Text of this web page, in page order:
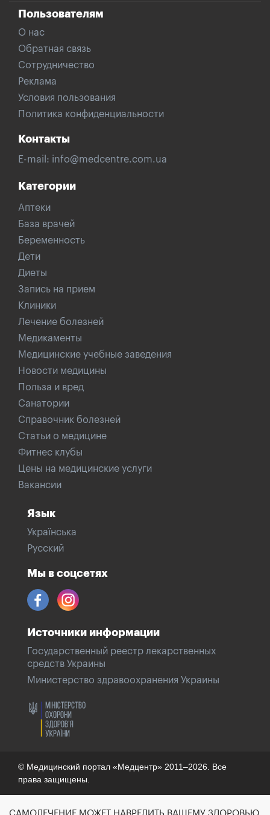
Пользователям
О нас
Обратная связь
Сотрудничество
Реклама
Условия пользования
Политика конфиденциальности
Контакты
E-mail: info@medcentre.com.ua
Категории
Аптеки
База врачей
Беременность
Дети
Диеты
Запись на прием
Клиники
Лечение болезней
Медикаменты
Медицинские учебные заведения
Новости медицины
Польза и вред
Санатории
Справочник болезней
Статьи о медицине
Фитнес клубы
Цены на медицинские услуги
Вакансии
Язык
Українська
Русский
Мы в соцсетях
Источники информации
Государственный реестр лекарственных
средств Украины
Министерство здравоохранения Украины
© Медицинский портал «Медцентр» 2011–2026. Все
права защищены.